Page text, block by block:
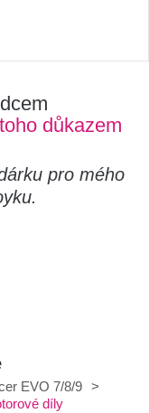
důkazem
pro mého
EVO 7/8/9
>
díly